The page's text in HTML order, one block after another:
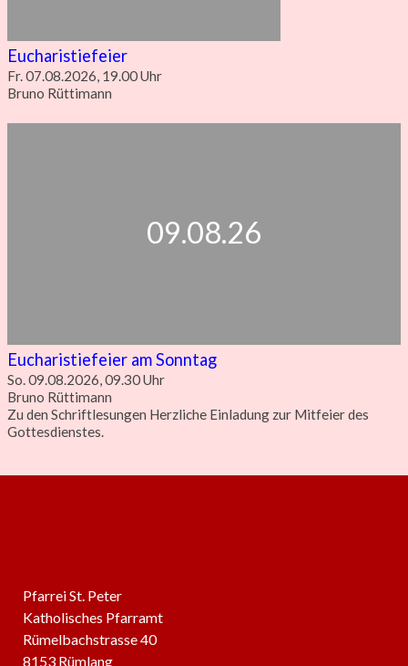
Eucharistiefeier
Fr. 07.08.2026, 19.00 Uhr
Bruno Rüttimann
09.08.26
Eucharistiefeier am Sonntag
So. 09.08.2026, 09.30 Uhr
Bruno Rüttimann
Zu den Schriftlesungen Herzliche Einladung zur Mitfeier des
Gottesdienstes.
Pfarrei St. Peter
Katholisches Pfarramt
Rümelbachstrasse 40
8153 Rümlang